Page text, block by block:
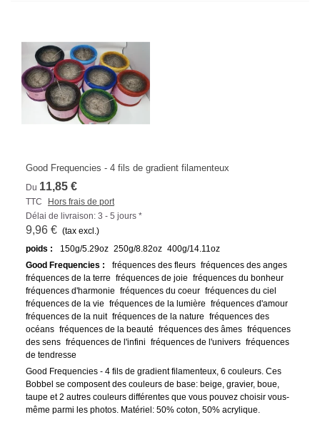
Good Frequencies - 4 fils de gradient filamenteux
Du 11,85 €
TTC
Hors frais de port
Délai de livraison: 3 - 5 jours *
9,96 € (tax excl.)
poids :
150g/5.29oz 250g/8.82oz 400g/14.11oz
Good Frequencies :
fréquences des fleurs fréquences des anges
fréquences de la terre fréquences de joie fréquences du bonheur
fréquences d'harmonie fréquences du coeur fréquences du ciel
fréquences de la vie fréquences de la lumière fréquences d'amour
fréquences de la nuit fréquences de la nature fréquences des
océans fréquences de la beauté fréquences des âmes fréquences
des sens fréquences de l'infini fréquences de l'univers fréquences
de tendresse
Good Frequencies - 4 fils de gradient filamenteux, 6 couleurs. Ces
Bobbel se composent des couleurs de base: beige, gravier, boue,
taupe et 2 autres couleurs différentes que vous pouvez choisir vous-
même parmi les photos. Matériel: 50% coton, 50% acrylique.